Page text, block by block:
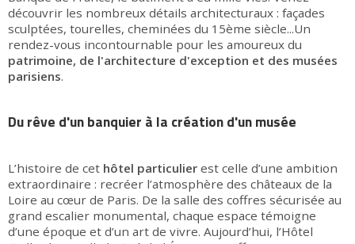
découvrir les nombreux détails architecturaux : façades
sculptées, tourelles, cheminées du 15ème siècle...Un
rendez-vous incontournable pour les amoureux du
patrimoine, de l'architecture d'exception et des musées
parisiens.
Du rêve d'un banquier à la création d'un musée
L’histoire de cet hôtel particulier est celle d’une ambition
extraordinaire : recréer l’atmosphère des châteaux de la
Loire au cœur de Paris. De la salle des coffres sécurisée au
grand escalier monumental, chaque espace témoigne
d’une époque et d’un art de vivre. Aujourd’hui, l’Hôtel